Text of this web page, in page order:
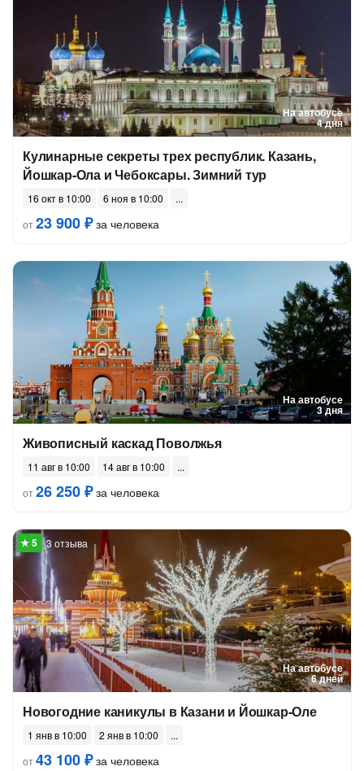
На автобусе
4 дня
Кулинарные секреты трех республик. Казань,
Йошкар-Ола и Чебоксары. Зимний тур
16 окт в 10:00
6 ноя в 10:00
от23 900 ₽за человека
На автобусе
3 дня
Живописный каскад Поволжья
11 авг в 10:00
14 авг в 10:00
от26 250 ₽за человека
На автобусе
6 дней
3 отзыва
Новогодние каникулы в Казани и Йошкар-Оле
1 янв в 10:00
2 янв в 10:00
от43 100 ₽за человека